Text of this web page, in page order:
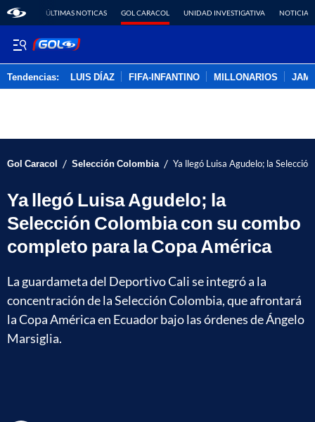
ÚLTIMAS NOTICAS GOL CARACOL UNIDAD INVESTIGATIVA NOTICIAS
Tendencias: LUIS DÍAZ FIFA-INFANTINO MILLONARIOS
Gol Caracol / Selección Colombia / Ya llegó Luisa Agudelo; la
Ya llegó Luisa Agudelo; la
Selección Colombia con su combo
completo para la Copa América
La guardameta del Deportivo Cali se integró a la
concentración de la Selección Colombia, que afrontará
la Copa América en Ecuador bajo las órdenes de Ángelo
Marsiglia.